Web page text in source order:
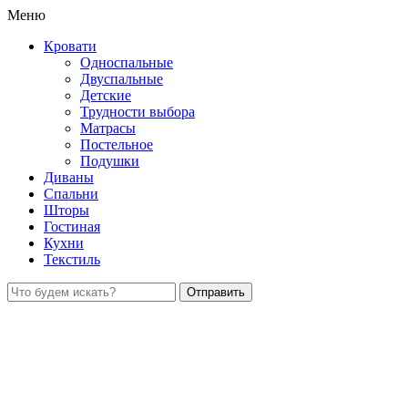
Меню
Кровати
Односпальные
Двуспальные
Детские
Трудности выбора
Матрасы
Постельное
Подушки
Диваны
Спальни
Шторы
Гостиная
Кухни
Текстиль